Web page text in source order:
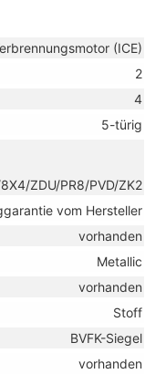
(ICE)
2
4
5-türig
ZDU/PR8/PVD/ZK2
vom Hersteller
vorhanden
Metallic
vorhanden
Stoff
BVFK-Siegel
vorhanden